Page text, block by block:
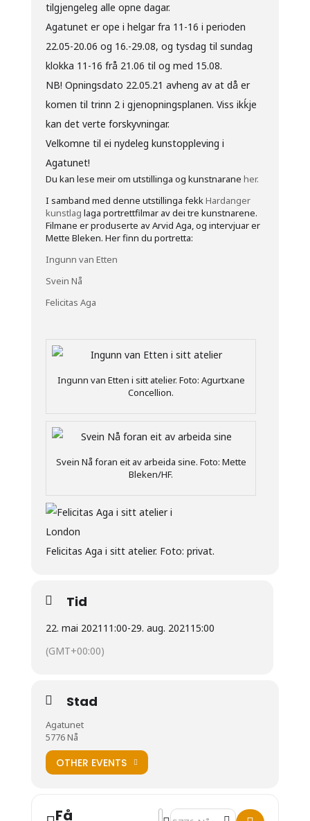
tilgjengeleg alle opne dagar.
Agatunet er ope i helgar fra 11-16 i perioden
22.05-20.06 og 16.-29.08, og tysdag til sundag
klokka 11-16 frå 21.06 til og med 15.08.
NB! Opningsdato 22.05.21 avheng av at då er
komen til trinn 2 i gjenopningsplanen. Viss ikḱje
kan det verte forskyvningar.
Velkomne til ei nydeleg kunstoppleving i
Agatunet!
Du kan lese meir om utstillinga og kunstnarane her.
I samband med denne utstillinga fekkHardanger
kunstlag laga portrettfilmar av dei tre kunstnarene.
Filmane er produserte av Arvid Aga, og intervjuar er
Mette Bleken. Her finn du portretta:
Ingunn van Etten
Svein Nå
Felicitas Aga
Ingunn van Etten i sitt atelier. Foto: Agurtxane
Concellion.
Svein Nå foran eit av arbeida sine. Foto: Mette
Bleken/HF.
Felicitas Aga i sitt atelier. Foto: privat.
Tid
22. mai 2021 11:00-29. aug. 2021 15:00
(GMT+00:00)
Stad
Agatunet
5776 Nå
OTHER EVENTS
Få Address - Kunstutstillinga 2021
Destination Address -